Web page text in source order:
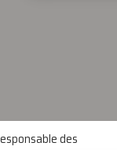
des